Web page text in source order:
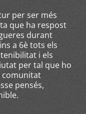
per ser més
que ha respost
durant
a 6è tots els
i els
per tal que ho
comunitat
pensés,